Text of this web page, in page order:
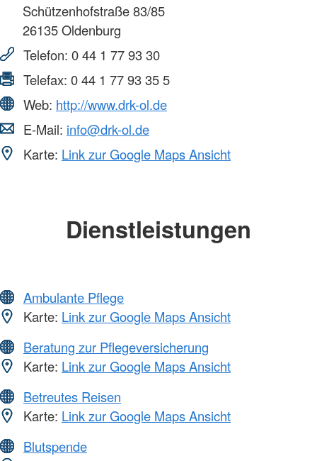
Schützenhofstraße 83/85
26135Oldenburg
Telefon: 0 44 1 77 93 30
Telefax: 0 44 1 77 93 35 5
Web: http://www.drk-ol.de
E-Mail: info@drk-ol.de
Karte: Link zur Google Maps Ansicht
Dienstleistungen
Ambulante Pflege
Karte: Link zur Google Maps Ansicht
Beratung zur Pflegeversicherung
Karte: Link zur Google Maps Ansicht
Betreutes Reisen
Karte: Link zur Google Maps Ansicht
Blutspende